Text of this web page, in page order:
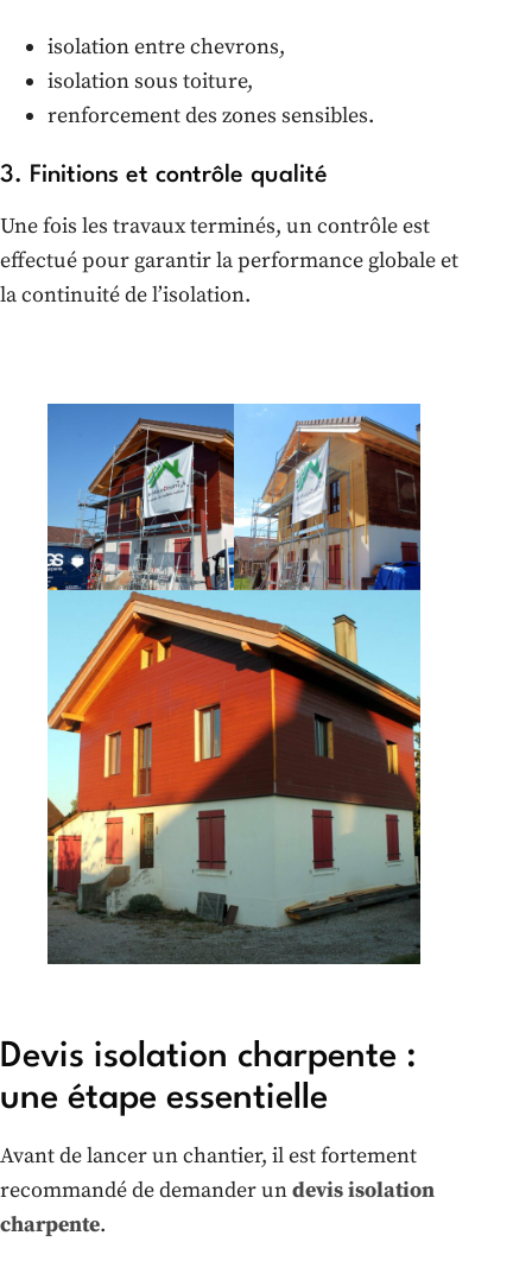
isolation entre chevrons,
isolation sous toiture,
renforcement des zones sensibles.
3. Finitions et contrôle qualité
Une fois les travaux terminés, un contrôle est
effectué pour garantir la performance globale et
la continuité de l’isolation.
Devis isolation charpente :
une étape essentielle
Avant de lancer un chantier, il est fortement
recommandé de demander undevis isolation
charpente.